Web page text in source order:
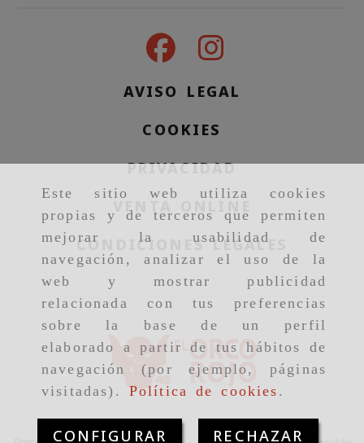
Este sitio web utiliza cookies
propias y de terceros que permiten
mejorar la usabilidad de
navegación, analizar el uso de la
web y mostrar publicidad
relacionada con tus preferencias
sobre la base de un perfil
elaborado a partir de tus hábitos de
navegación (por ejemplo, páginas
visitadas). Política de cookies .
CONFIGURAR RECHAZAR
AVISO LEGAL
COOKIES
PRIVACIDAD
VENTA ONLINE
CONDICIONES LEGALES